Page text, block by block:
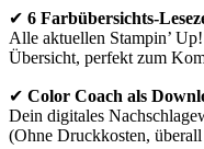
✔ 6 Farbübersichts-
Alle aktuellen Stampin’
Übersicht, perfekt zum
✔ Color Coach als
Dein digitales
(Ohne Druckkosten,